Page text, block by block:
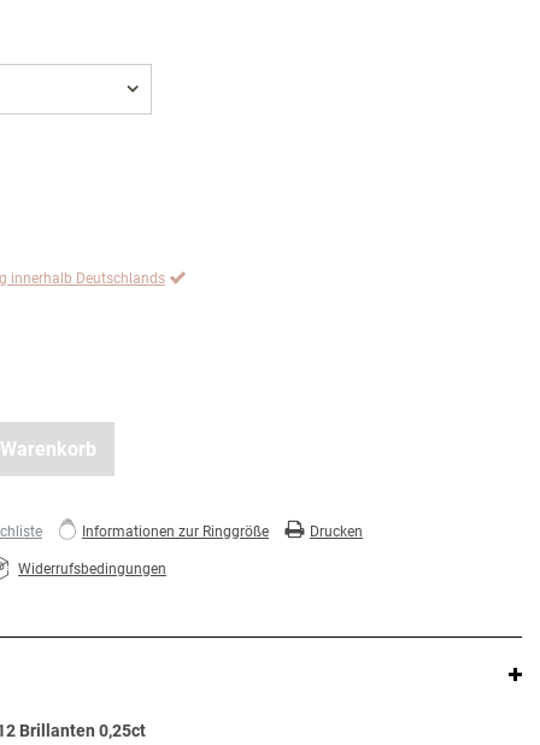
innerhalb Deutschlands
Informationen zur Ringgröße Drucken
Widerrufsbedingungen
Brillanten 0,25ct